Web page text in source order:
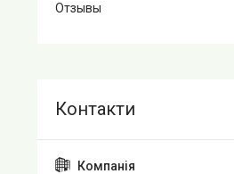
Отзывы